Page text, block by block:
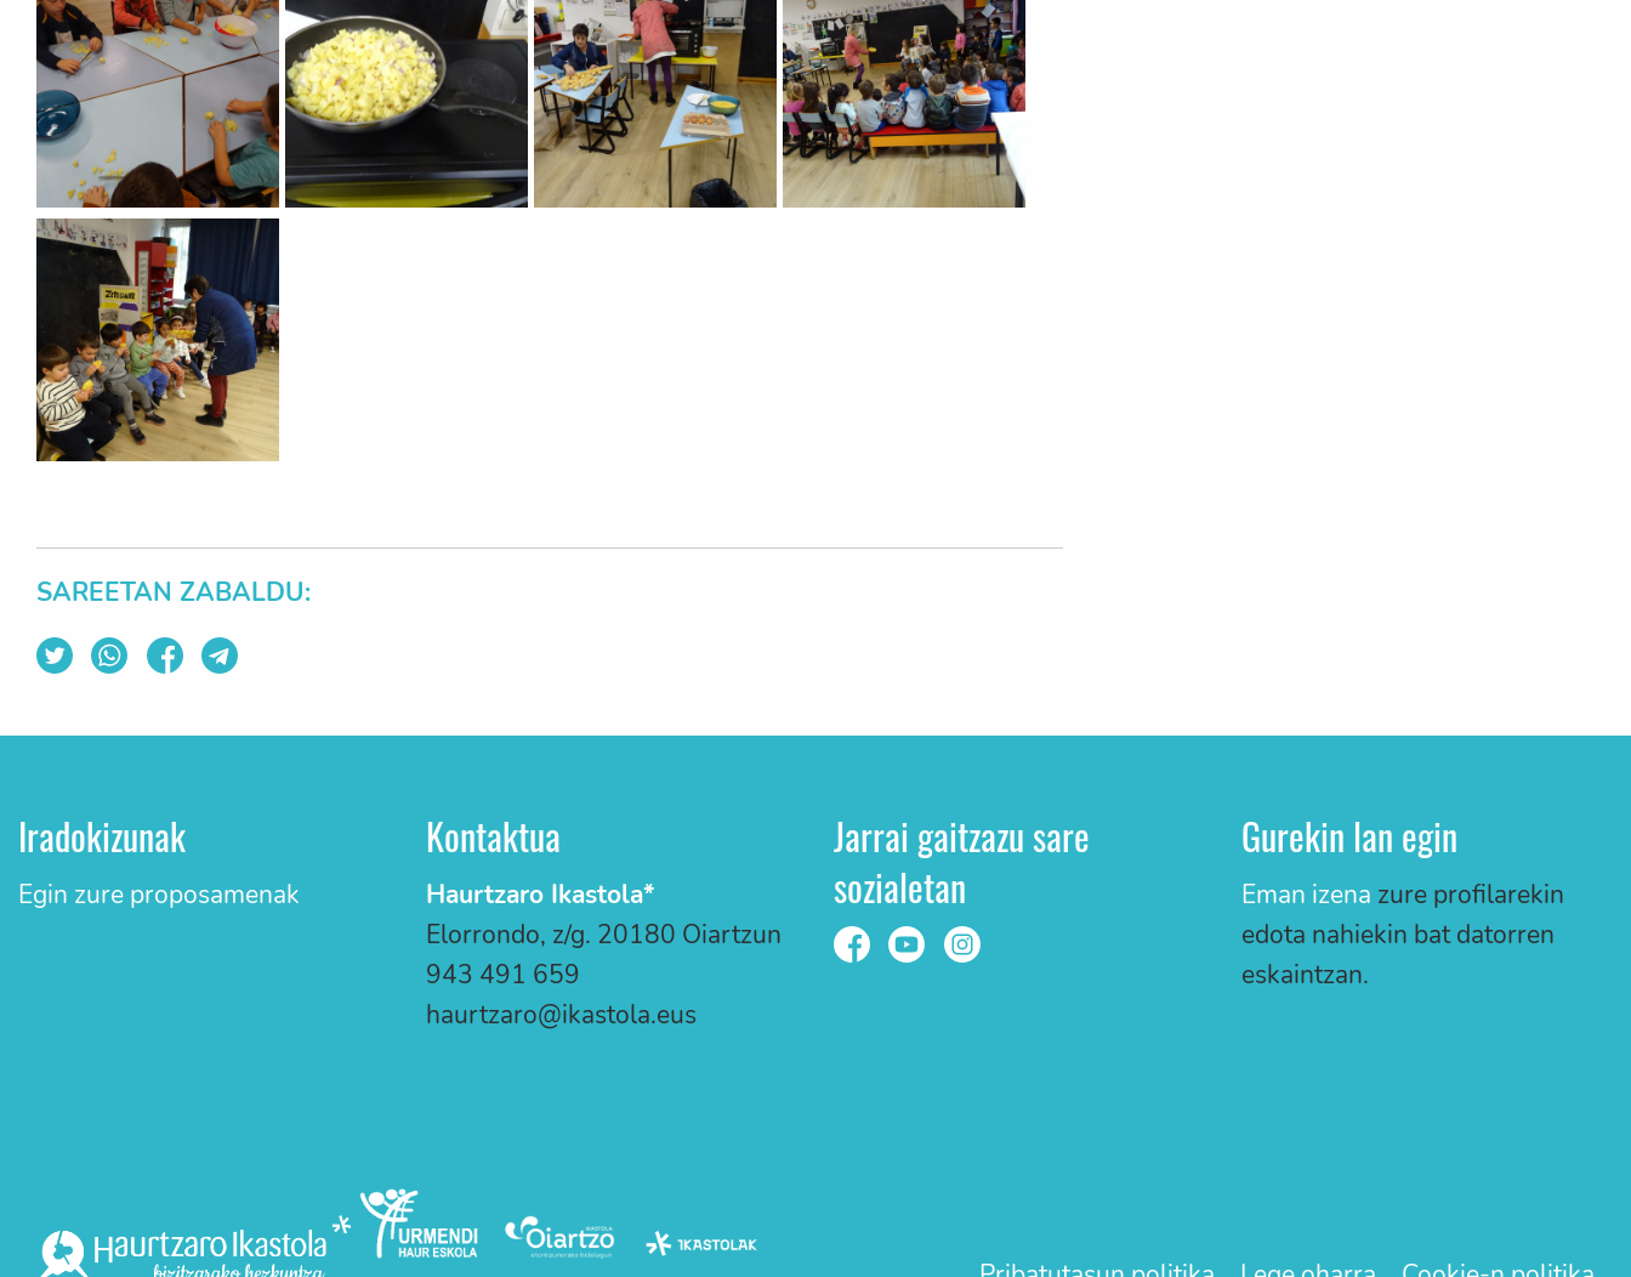
SAREETAN ZABALDU:
Iradokizunak
Egin zure proposamenak
Kontaktua
Haurtzaro Ikastola*
Elorrondo, z/g. 20180 Oiartzun
943 491 659
haurtzaro@ikastola.eus
Jarrai gaitzazu sare
sozialetan
Gurekin lan egin
Eman izena zure profilarekin
edota nahiekin bat datorren
eskaintzan.